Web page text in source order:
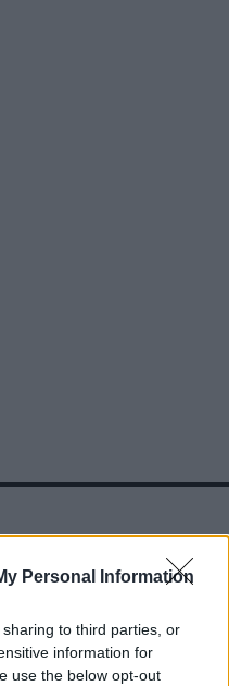
Personal Information
to third parties, or
information for
use the below opt-out